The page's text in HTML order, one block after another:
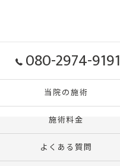
080-2974-9191
当院の施術
施術料金
よくある質問